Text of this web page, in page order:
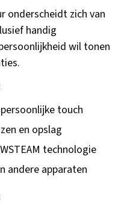
onderscheidt zich van
handig
wil tonen
touch
en opslag
technologie
andere apparaten